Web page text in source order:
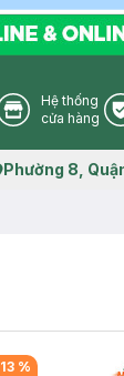
Store Icon
Hệ thống
cửa hàng
Phường 8,
13%